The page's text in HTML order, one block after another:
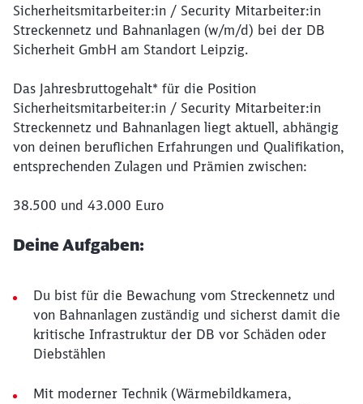
Sicherheitsmitarbeiter:in / Security Mitarbeiter:in
Streckennetz und Bahnanlagen (w/m/d) bei der DB
Sicherheit GmbH am Standort Leipzig.
Das Jahresbruttogehalt* für die Position
Sicherheitsmitarbeiter:in / Security Mitarbeiter:in
Streckennetz und Bahnanlagen liegt aktuell, abhängig
von deinen beruflichen Erfahrungen und Qualifikation,
entsprechenden Zulagen und Prämien zwischen:
38.500 und 43.000 Euro
Deine Aufgaben:
Du bist für die Bewachung vom Streckennetz und
von Bahnanlagen zuständig und sicherst damit die
kritische Infrastruktur der DB vor Schäden oder
Diebstählen
Mit moderner Technik (Wärmebildkamera,